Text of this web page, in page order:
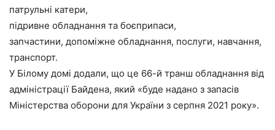
патрульні катери,
підривне обладнання та боєприпаси,
запчастини, допоміжне обладнання, послуги, навчання,
транспорт.
У Білому домі додали, що це 66-й транш обладнання від
адміністрації Байдена, який «буде надано з запасів
Міністерства оборони для України з серпня 2021 року».